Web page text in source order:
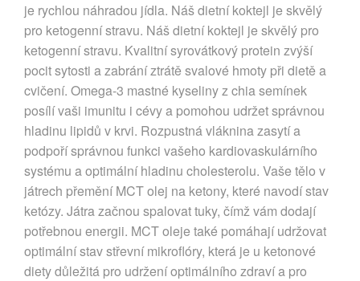
je rychlou náhradou jídla. Náš dietní koktejl je skvělý
pro ketogenní stravu. Náš dietní koktejl je skvělý pro
ketogenní stravu. Kvalitní syrovátkový protein zvýší
pocit sytosti a zabrání ztrátě svalové hmoty při dietě a
cvičení. Omega-3 mastné kyseliny z chia semínek
posílí vaši imunitu i cévy a pomohou udržet správnou
hladinu lipidů v krvi. Rozpustná vláknina zasytí a
podpoří správnou funkci vašeho kardiovaskulárního
systému a optimální hladinu cholesterolu. Vaše tělo v
játrech přemění MCT olej na ketony, které navodí stav
ketózy. Játra začnou spalovat tuky, čímž vám dodají
potřebnou energii. MCT oleje také pomáhají udržovat
optimální stav střevní mikroflóry, která je u ketonové
diety důležitá pro udržení optimálního zdraví a pro